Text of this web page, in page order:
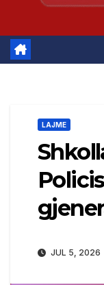
LAJME
JUL 5, 2026